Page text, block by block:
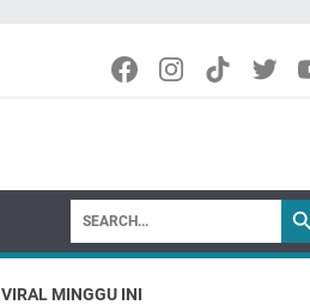
VIRAL MINGGU INI